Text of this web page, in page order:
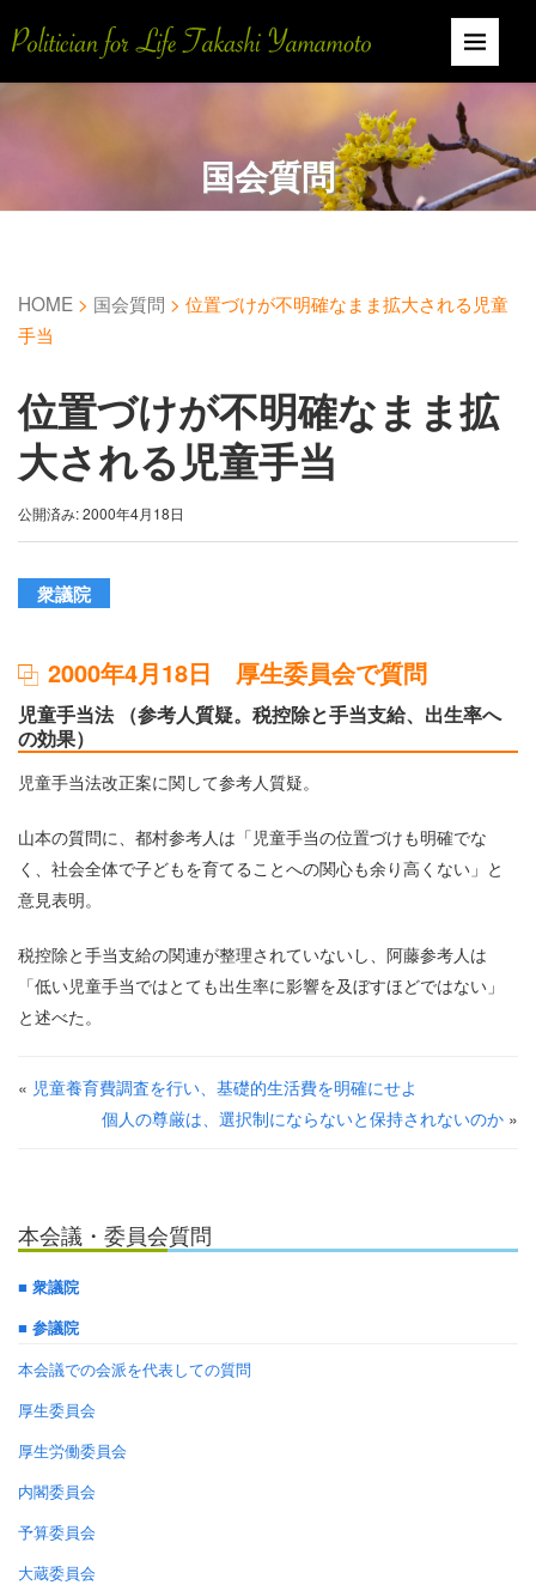
国会質問
HOME > 国会質問 > 位置づけが不明確なまま拡大される児童
手当
位置づけが不明確なまま拡
大される児童手当
公開済み: 2000年4月18日
衆議院
2000年4月18日 厚生委員会で質問
児童手当法 （参考人質疑。税控除と手当支給、出生率へ
の効果）
児童手当法改正案に関して参考人質疑。
山本の質問に、都村参考人は「児童手当の位置づけも明確でな
く、社会全体で子どもを育てることへの関心も余り高くない」と
意見表明。
税控除と手当支給の関連が整理されていないし、阿藤参考人は
「低い児童手当ではとても出生率に影響を及ぼすほどではない」
と述べた。
« 児童養育費調査を行い、基礎的生活費を明確にせよ
個人の尊厳は、選択制にならないと保持されないのか »
本会議・委員会質問
■ 衆議院
■ 参議院
本会議での会派を代表しての質問
厚生委員会
厚生労働委員会
内閣委員会
予算委員会
大蔵委員会